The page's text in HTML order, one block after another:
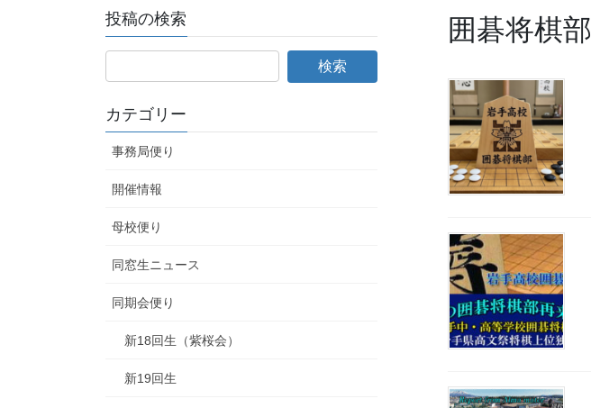
囲碁将棋部
投稿の検索
カテゴリー
事務局便り
開催情報
母校便り
同窓生ニュース
同期会便り
新18回生（紫桜会）
新19回生